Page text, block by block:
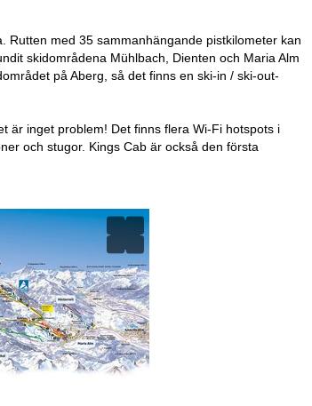
Rutten med 35 sammanhängande pistkilometer kan
skidområdena Mühlbach, Dienten och Maria Alm
på Aberg, så det finns en ski-in / ski-out-
är inget problem! Det finns flera Wi-Fi hotspots i
och stugor. Kings Cab är också den första